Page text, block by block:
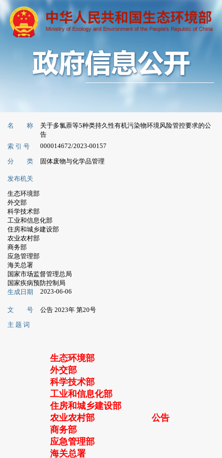
名 称
关于多氯萘等5种类持久性有机污染物环境风险管控要求的公
告
索 引 号
000014672/2023-00157
分 类 固体废物与化学品管理
发布机关
生态环境部
外交部
科学技术部
工业和信息化部
住房和城乡建设部
农业农村部
商务部
应急管理部
海关总署
国家市场监督管理总局
国家疾病预防控制局
生成日期
2023-06-06
文 号
公告 2023年 第20号
主 题 词
生态环境部
外交部
科学技术部
工业和信息化部
住房和城乡建设部
农业农村部
商务部
应急管理部
海关总署
公告